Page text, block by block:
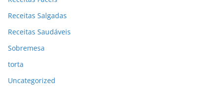
Receitas Salgadas
Receitas Saudáveis
Sobremesa
torta
Uncategorized